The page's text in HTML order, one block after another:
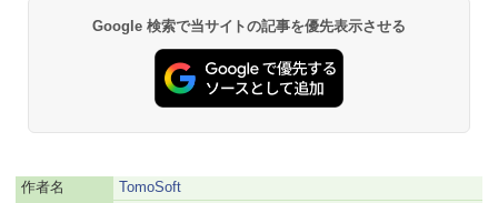
Google 検索で当サイトの記事を優先表示させる
作者名
TomoSoft